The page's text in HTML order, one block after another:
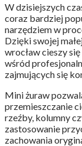
W dzisiejszych
coraz bardziej
narzędziem w
Dzięki swojej
wrocław cieszy
wśród
zajmujących się
Mini żuraw
przemieszczanie
rzeźby, kolumny
zastosowanie
zachowania